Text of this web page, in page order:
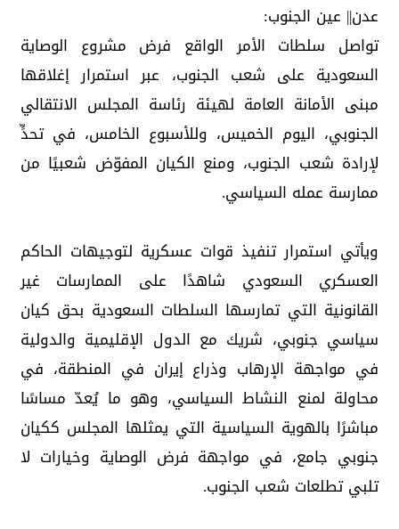
عدن|| عين الجنوب:
تواصل سلطات الأمر الواقع فرض مشروع الوصاية
السعودية على شعب الجنوب، عبر استمرار إغلاقها
مبنى الأمانة العامة لهيئة رئاسة المجلس الانتقالي
الجنوبي، اليوم الخميس، وللأسبوع الخامس، في تحدٍّ
لإرادة شعب الجنوب، ومنع الكيان المفوّض شعبيًا من
ممارسة عمله السياسي.
ويأتي استمرار تنفيذ قوات عسكرية لتوجيهات الحاكم
العسكري السعودي شاهدًا على الممارسات غير
القانونية التي تمارسها السلطات السعودية بحق كيان
سياسي جنوبي، شريك مع الدول الإقليمية والدولية
في مواجهة الإرهاب وذراع إيران في المنطقة، في
محاولة لمنع النشاط السياسي، وهو ما يُعدّ مساسًا
مباشرًا بالهوية السياسية التي يمثلها المجلس ككيان
جنوبي جامع، في مواجهة فرض الوصاية وخيارات لا
تلبي تطلعات شعب الجنوب.